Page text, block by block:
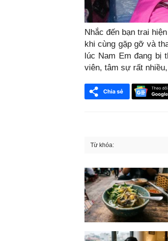
Nhắc đến bạn trai
khi cùng gặp gỡ và
lúc Nam Em đang bị
viên, tâm sự rất
Từ khóa: